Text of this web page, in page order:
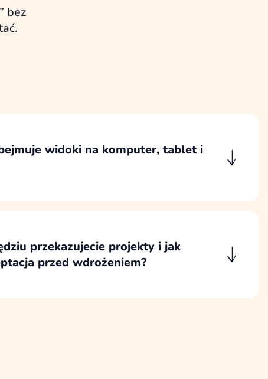
bez
widoki na komputer, tablet i
przekazujecie projekty i jak
przed wdrożeniem?